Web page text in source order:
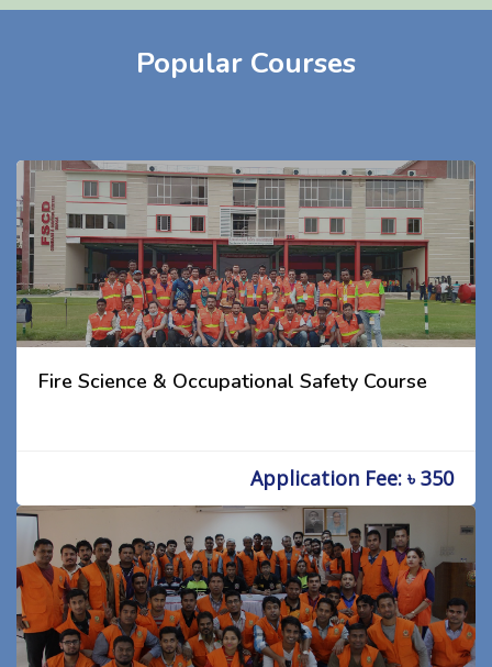
Popular Courses
Fire Science & Occupational Safety Course
Application Fee: ৳ 350